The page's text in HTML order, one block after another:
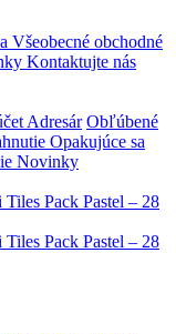
Všeobecné obchodné
Kontaktujte nás
Adresár Obľúbené
Opakujúce sa
Novinky